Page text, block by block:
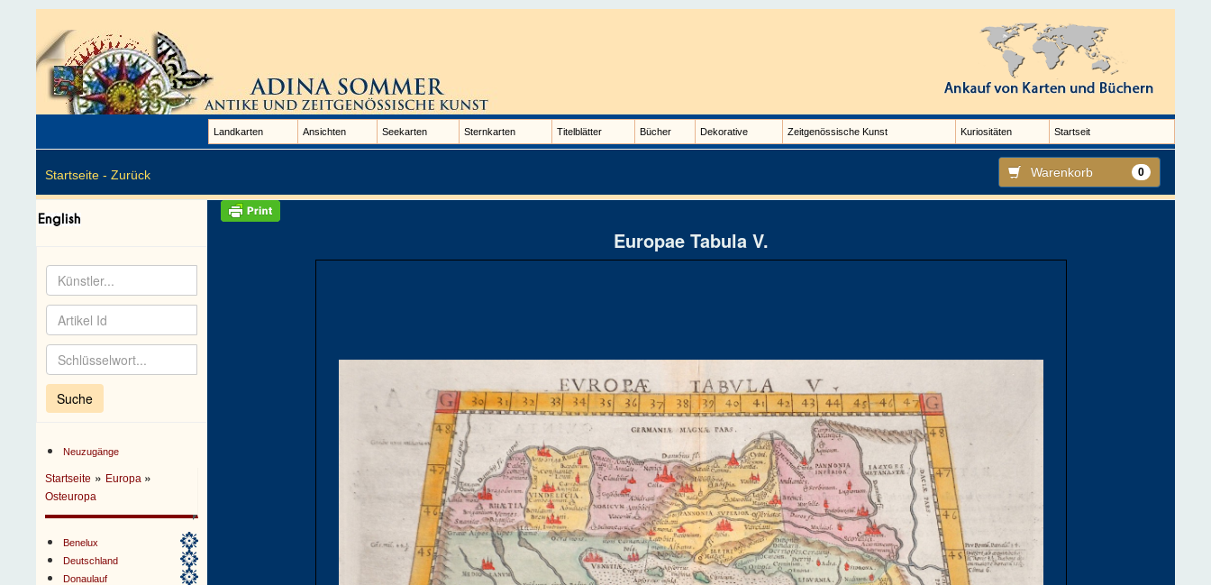
Landkarten Ansichten Seekarten Sternkarten Titelblätter Bücher Dekorative Zeitgenössische Kunst Kuriositäten Startseit
Startseite - Zurück Warenkorb 0
Neuzugänge
Startseite » Europa »
Osteuropa
Benelux
Deutschland
Donaulauf
Europae Tabula V.